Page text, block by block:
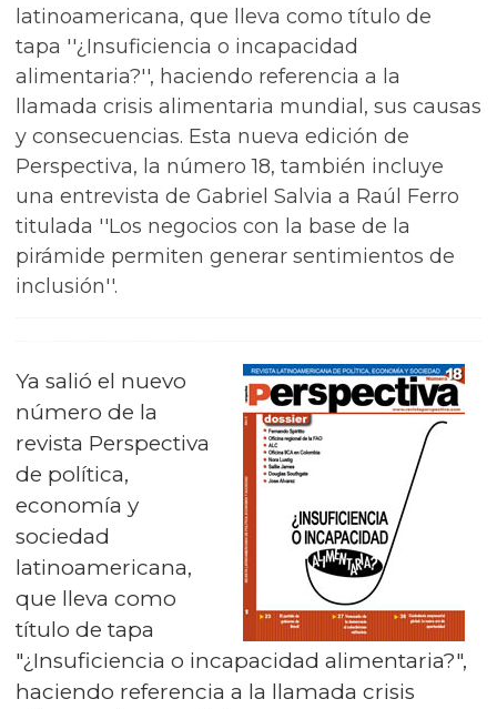
latinoamericana, que lleva como título de
tapa ''¿Insuficiencia o incapacidad
alimentaria?'', haciendo referencia a la
llamada crisis alimentaria mundial, sus causas
y consecuencias. Esta nueva edición de
Perspectiva, la número 18, también incluye
una entrevista de Gabriel Salvia a Raúl Ferro
titulada ''Los negocios con la base de la
pirámide permiten generar sentimientos de
inclusión''.
Ya salió el nuevo
número de la
revista Perspectiva
de política,
economía y
sociedad
latinoamericana,
que lleva como
título de tapa
"¿Insuficiencia o incapacidad alimentaria?",
haciendo referencia a la llamada crisis